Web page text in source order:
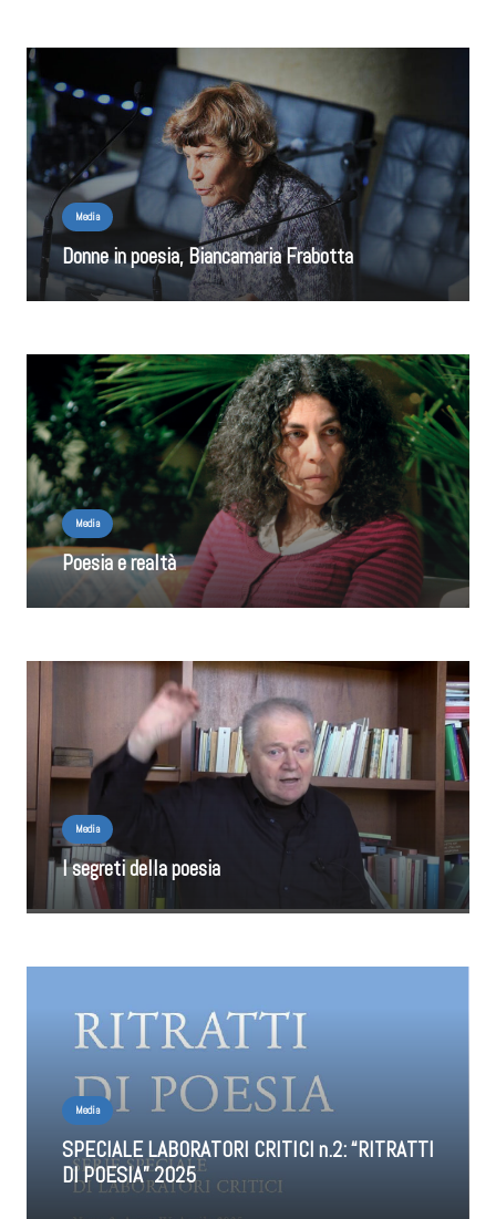
Media
Donne in poesia, Biancamaria Frabotta
Media
Poesia e realtà
Media
I segreti della poesia
Media
SPECIALE LABORATORI CRITICI n.2: “RITRATTI
DI POESIA” 2025